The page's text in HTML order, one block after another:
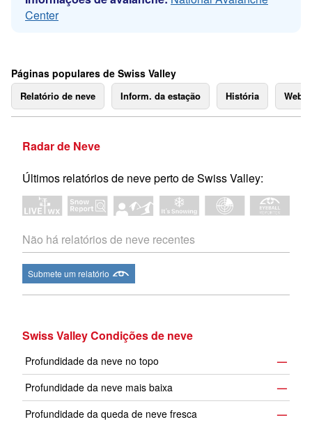
Center
Páginas populares de Swiss Valley
Relatório de neve Inform. da estação História
Radar de Neve
Últimos relatórios de neve perto de Swiss Valley:
Não há relatórios de neve recentes
Submete um relatório
Swiss Valley Condições de neve
Profundidade da neve no topo
—
Profundidade da neve mais baixa
—
Profundidade da queda de neve fresca
—